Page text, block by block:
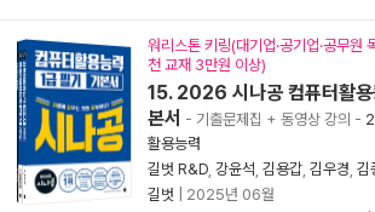
워리스톤 키링(대기업·공기업·공무원
천 교재 3만원 이상)
15. 2026 시나공 컴퓨터활용
본서 - 기출문제집 + 동영상 강의 -
활용능력
길벗 R&D 강윤석 김용갑 김우경 김
길벗
2025년 06월